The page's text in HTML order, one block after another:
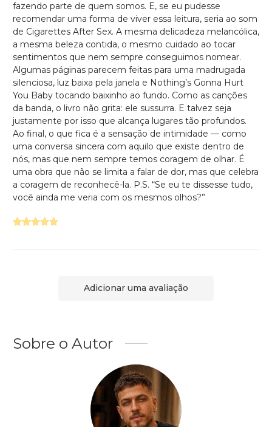
fazendo parte de quem somos. E, se eu pudesse
recomendar uma forma de viver essa leitura, seria ao som
de Cigarettes After Sex. A mesma delicadeza melancólica,
a mesma beleza contida, o mesmo cuidado ao tocar
sentimentos que nem sempre conseguimos nomear.
Algumas páginas parecem feitas para uma madrugada
silenciosa, luz baixa pela janela e Nothing’s Gonna Hurt
You Baby tocando baixinho ao fundo. Como as canções
da banda, o livro não grita: ele sussurra. E talvez seja
justamente por isso que alcança lugares tão profundos.
Ao final, o que fica é a sensação de intimidade — como
uma conversa sincera com aquilo que existe dentro de
nós, mas que nem sempre temos coragem de olhar. É
uma obra que não se limita a falar de dor, mas que celebra
a coragem de reconhecê-la. P.S. “Se eu te dissesse tudo,
você ainda me veria com os mesmos olhos?”
Adicionar uma avaliação
Sobre o Autor